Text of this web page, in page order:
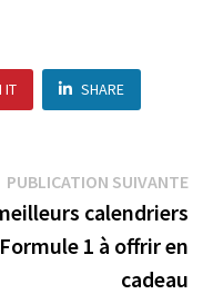
IT SHARE
:
PUBLICATION SUIVANTE
calendriers
Formule 1 à offrir en
cadeau